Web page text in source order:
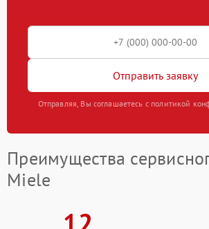
Отправить заявку
Отправляя, Вы соглашаетесь с политикой
Преимущества
Miele